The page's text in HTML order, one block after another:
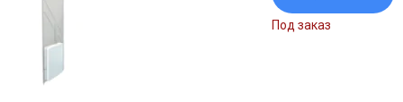
Под заказ